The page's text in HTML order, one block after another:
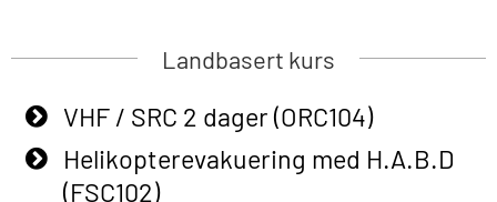
Airpocket with E-learning (English)
Additional Basic Safety Training for
the Norwegian Sector (OBS117)
Passasjer- og Krisehåndtering
STCW Grunnleggende
sikkerhetsopplæring for fiskere
(MBSBLE031)
Landbasert kurs
VHF / SRC 2 dager (ORC104)
Helikopterevakuering med H.A.B.D
(FSC102)